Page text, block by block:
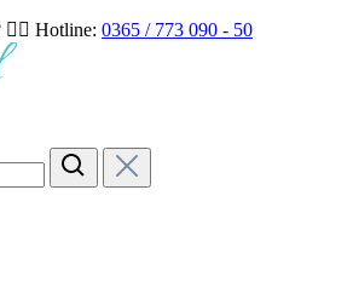
Hotline: 0365 / 773 090 - 50